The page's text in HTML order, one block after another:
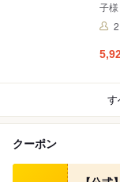
子
ール
す
クーポン
食べログ